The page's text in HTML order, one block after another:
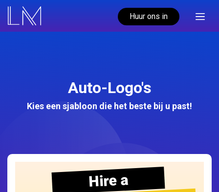
Huur ons in
Auto-Logo's
Kies een sjabloon die het beste bij u past!
Hire a